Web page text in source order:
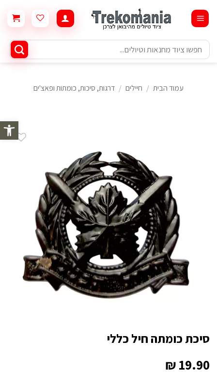
פתח
content
חיפוש
עבור:
עמוד הבית / חיילים / דרגות, סיכות, כומתות ופאצ'ים
סיכת כומתה חיל כללי
₪19.90